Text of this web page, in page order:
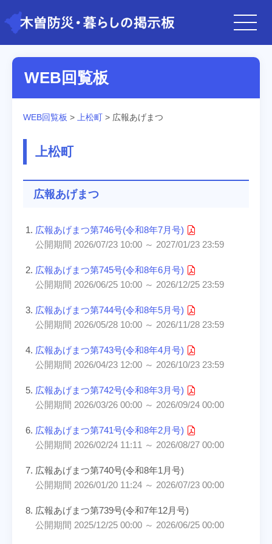
WEB回覧板
WEB回覧板 > 上松町 > 広報あげまつ
上松町
広報あげまつ
広報あげまつ第746号(令和8年7月号)
公開期間 2026/07/23 10:00 ～ 2027/01/23 23:59
広報あげまつ第745号(令和8年6月号)
公開期間 2026/06/25 10:00 ～ 2026/12/25 23:59
広報あげまつ第744号(令和8年5月号)
公開期間 2026/05/28 10:00 ～ 2026/11/28 23:59
広報あげまつ第743号(令和8年4月号)
公開期間 2026/04/23 12:00 ～ 2026/10/23 23:59
広報あげまつ第742号(令和8年3月号)
公開期間 2026/03/26 00:00 ～ 2026/09/24 00:00
広報あげまつ第741号(令和8年2月号)
公開期間 2026/02/24 11:11 ～ 2026/08/27 00:00
広報あげまつ第740号(令和8年1月号)
公開期間 2026/01/20 11:24 ～ 2026/07/23 00:00
広報あげまつ第739号(令和7年12月号)
公開期間 2025/12/25 00:00 ～ 2026/06/25 00:00